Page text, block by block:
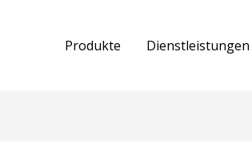
Produkte Dienstleistungen